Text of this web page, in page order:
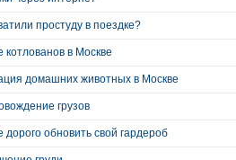
простуду в поездке?
котлованов в Москве
домашних животных в Москве
грузов
дорого обновить свой гардероб